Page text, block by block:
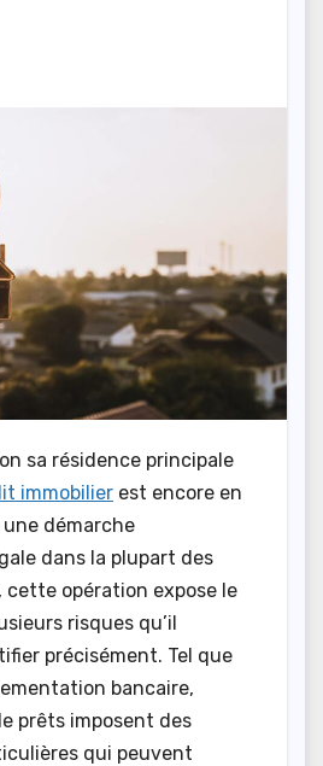
sa résidence principale
immobilier est encore en
démarche
dans la plupart des
cette opération expose le
risques qu’il
précisément. Tel que
bancaire,
prêts imposent des
qui peuvent